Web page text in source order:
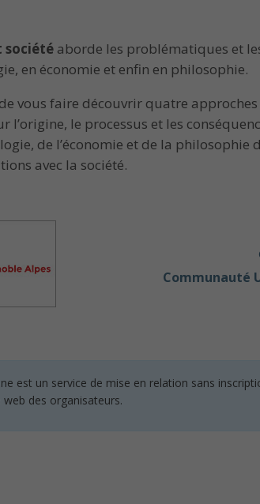
société aborde les problématiques et
en économie et enfin en philosophie.
vous faire découvrir quatre
l’origine, le processus et les
de l’économie et de la
avec la société.
Communauté
est un service de mise en relation sans
des organisateurs.